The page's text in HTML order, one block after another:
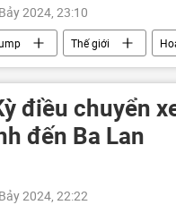
2024, 23:10
Thế giới
điều chuyển
đến Ba Lan
2024, 22:22